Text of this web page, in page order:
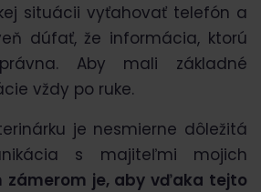
situácii vyťahovať telefón a
dúfať, že informácia, ktorú
Aby mali základné
vždy po ruke.
je nesmierne dôležitá
s majiteľmi mojich
zámerom je, aby vďaka tejto